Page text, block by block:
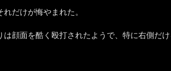
だけが悔やまれた。
顔面を酷く殴打されたようで、特に右側だ